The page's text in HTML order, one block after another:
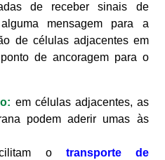
de receber sinais de
mensagem para a
de células adjacentes em
de ancoragem para o
em células adjacentes, as
podem aderir umas às
o transporte de